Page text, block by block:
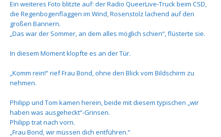
Ein weiteres Foto blitzte auf: der Radio QueerLive-Truck beim CSD,
die Regenbogenflaggen im Wind, Rosenstolz lachend auf den
großen Bannern.
„Das war der Sommer, an dem alles möglich schien“, flüsterte sie.
In diesem Moment klopfte es an der Tür.
„Komm rein!“ rief Frau Bond, ohne den Blick vom Bildschirm zu
nehmen.
Philipp und Tom kamen herein, beide mit diesem typischen „wir
haben was ausgeheckt“-Grinsen.
Philipp trat nach vorn.
„Frau Bond, wir müssen dich entführen.“